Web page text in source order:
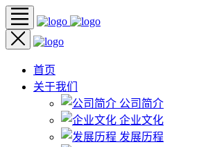
首页
关于我们
公司简介
企业文化
发展历程